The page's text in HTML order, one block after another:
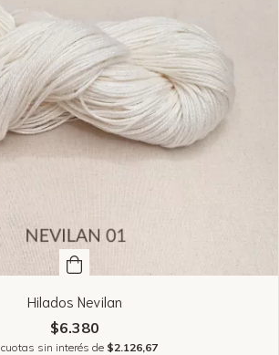
Hilados Nevilan
$6.380
cuotas sin interés de $2.126,67